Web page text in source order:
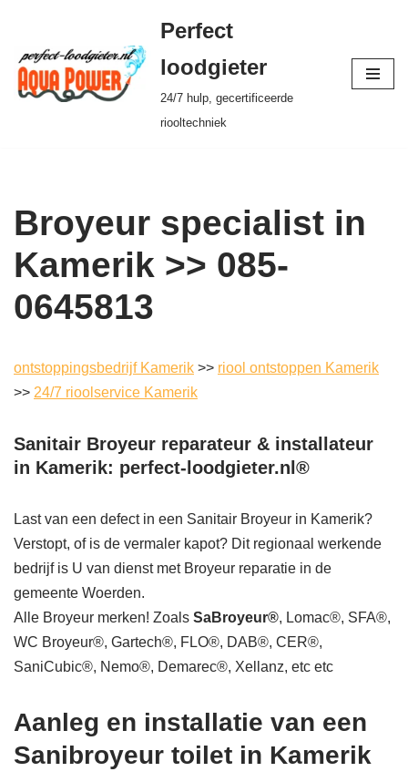
Ga
naar
de
Perfect
loodgieter
24/7 hulp, gecertificeerde
riooltechniek
Broyeur specialist in
Kamerik >> 085-
0645813
ontstoppingsbedrijf Kamerik >> riool ontstoppen Kamerik
>> 24/7 rioolservice Kamerik
Sanitair Broyeur reparateur & installateur
in Kamerik: perfect-loodgieter.nl®
Last van een defect in een Sanitair Broyeur in Kamerik?
Verstopt, of is de vermaler kapot? Dit regionaal werkende
bedrijf is U van dienst met Broyeur reparatie in de
gemeente Woerden.
Alle Broyeur merken! Zoals SaBroyeur®, Lomac®, SFA®,
WC Broyeur®, Gartech®, FLO®, DAB®, CER®,
SaniCubic®, Nemo®, Demarec®, Xellanz, etc etc
Aanleg en installatie van een
Sanibroyeur toilet in Kamerik